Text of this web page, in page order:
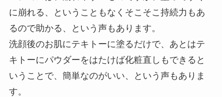
に崩れる、ということもなくそこそこ持続力もあ
るので助かる、という声もあります。
洗顔後のお肌にテキトーに塗るだけで、あとはテ
キトーにパウダーをはたけば化粧直しもできると
いうことで、簡単なのがいい、という声もありま
す。